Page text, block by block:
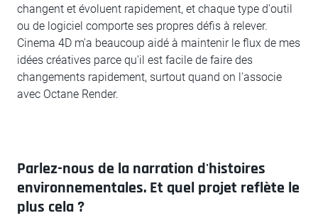
changent et évoluent rapidement, et chaque type d'outil
ou de logiciel comporte ses propres défis à relever.
Cinema 4D m'a beaucoup aidé à maintenir le flux de mes
idées créatives parce qu'il est facile de faire des
changements rapidement, surtout quand on l'associe
avec Octane Render.
Parlez-nous de la narration d'histoires
environnementales. Et quel projet reflète le
plus cela ?